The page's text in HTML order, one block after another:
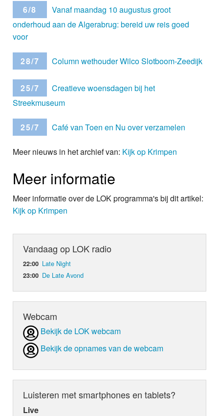
6/8
Vanaf maandag 10 augustus groot
onderhoud aan de Algerabrug: bereid uw reis goed
voor
28/7 Column wethouder Wilco Slotboom-Zeedijk
25/7
Creatieve woensdagen bij het
Streekmuseum
25/7 Café van Toen en Nu over verzamelen
Meer nieuws in het archief van: Kijk op Krimpen
Meer informatie
Meer informatie over de LOK programma's bij dit artikel:
Kijk op Krimpen
Vandaag op LOK radio
22:00 Late Night
23:00 De Late Avond
Webcam
Bekijk de LOK webcam
Bekijk de opnames van de webcam
Luisteren met smartphones en tablets?
Live